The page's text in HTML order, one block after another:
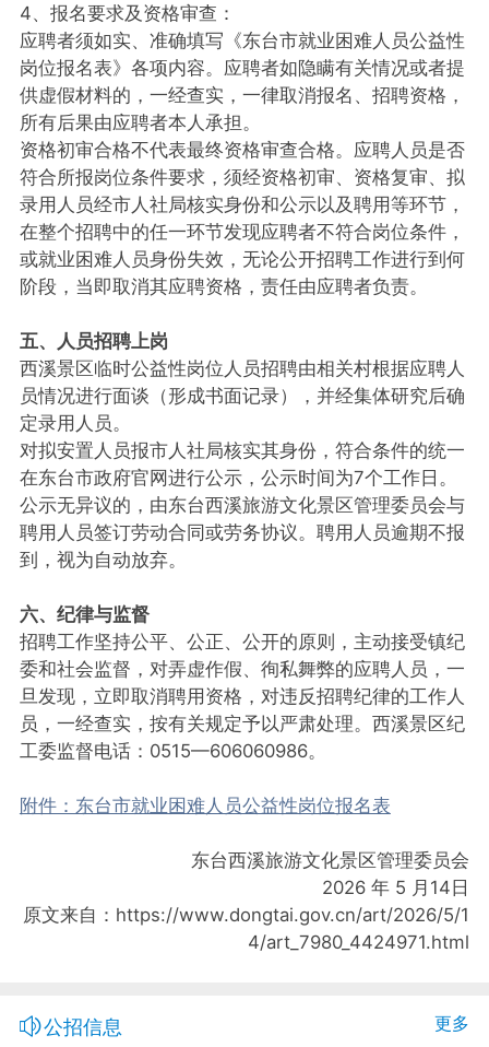
4、报名要求及资格审查：
应聘者须如实、准确填写《东台市就业困难人员公益性
岗位报名表》各项内容。应聘者如隐瞒有关情况或者提
供虚假材料的，一经查实，一律取消报名、招聘资格，
所有后果由应聘者本人承担。
资格初审合格不代表最终资格审查合格。应聘人员是否
符合所报岗位条件要求，须经资格初审、资格复审、拟
录用人员经市人社局核实身份和公示以及聘用等环节，
在整个招聘中的任一环节发现应聘者不符合岗位条件，
或就业困难人员身份失效，无论公开招聘工作进行到何
阶段，当即取消其应聘资格，责任由应聘者负责。
五、人员招聘上岗
西溪景区临时公益性岗位人员招聘由相关村根据应聘人
员情况进行面谈（形成书面记录），并经集体研究后确
定录用人员。
对拟安置人员报市人社局核实其身份，符合条件的统一
在东台市政府官网进行公示，公示时间为7个工作日。
公示无异议的，由东台西溪旅游文化景区管理委员会与
聘用人员签订劳动合同或劳务协议。聘用人员逾期不报
到，视为自动放弃。
六、纪律与监督
招聘工作坚持公平、公正、公开的原则，主动接受镇纪
委和社会监督，对弄虚作假、徇私舞弊的应聘人员，一
旦发现，立即取消聘用资格，对违反招聘纪律的工作人
员，一经查实，按有关规定予以严肃处理。西溪景区纪
工委监督电话：0515—606060986。
附件：东台市就业困难人员公益性岗位报名表
东台西溪旅游文化景区管理委员会
2026 年 5 月14日
原文来自：https://www.dongtai.gov.cn/art/2026/5/1
4/art_7980_4424971.html
公招信息 更多